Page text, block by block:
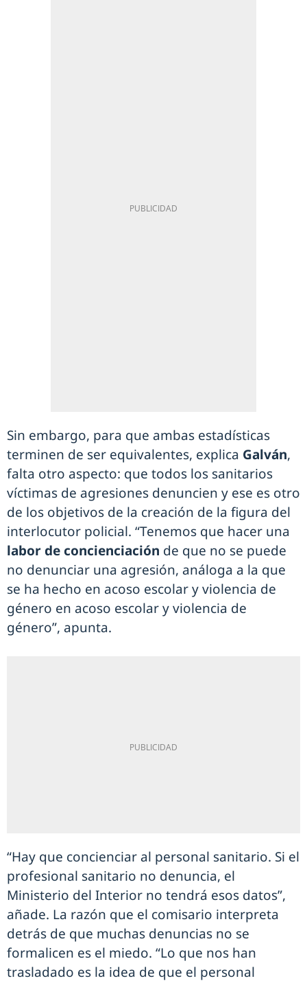
Sin embargo, para que ambas estadísticas
terminen de ser equivalentes, explica Galván,
falta otro aspecto: que todos los sanitarios
víctimas de agresiones denuncien y ese es otro
de los objetivos de la creación de la figura del
interlocutor policial. “Tenemos que hacer una
labor de concienciación de que no se puede
no denunciar una agresión, análoga a la que
se ha hecho en acoso escolar y violencia de
género en acoso escolar y violencia de
género”, apunta.
“Hay que concienciar al personal sanitario. Si el
profesional sanitario no denuncia, el
Ministerio del Interior no tendrá esos datos”,
añade. La razón que el comisario interpreta
detrás de que muchas denuncias no se
formalicen es el miedo. “Lo que nos han
trasladado es la idea de que el personal